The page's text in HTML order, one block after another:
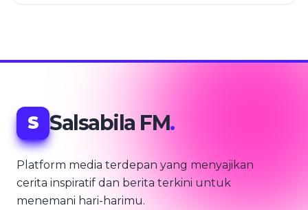
S Salsabila FM.
Platform media terdepan yang menyajikan
cerita inspiratif dan berita terkini untuk
menemani hari-harimu.